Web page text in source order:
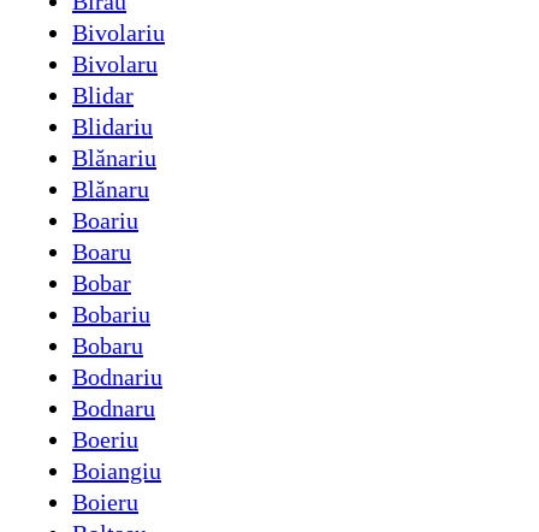
Bivolariu
Bivolaru
Blidar
Blidariu
Blănariu
Blănaru
Boariu
Boaru
Bobar
Bobariu
Bobaru
Bodnariu
Bodnaru
Boeriu
Boiangiu
Boieru